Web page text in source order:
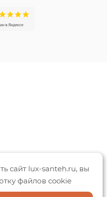
сайт lux-santeh.ru, вы
файлов cookie